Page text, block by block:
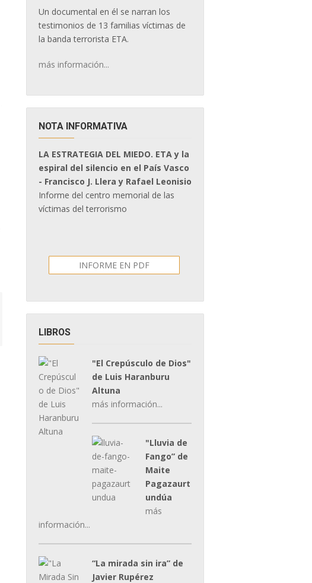
Un documental en él se narran los
testimonios de 13 familias víctimas de
la banda terrorista ETA.
más información...
NOTA INFORMATIVA
LA ESTRATEGIA DEL MIEDO. ETA y la
espiral del silencio en el País Vasco
- Francisco J. Llera y Rafael Leonisio
Informe del centro memorial de las
víctimas del terrorismo
INFORME EN PDF
LIBROS
"El Crepúsculo de Dios"
de Luis Haranburu
Altuna
más información...
"Lluvia de
Fango” de
Maite
Pagazaurt
undúa
más
información...
“La mirada sin ira” de
Javier Rupérez